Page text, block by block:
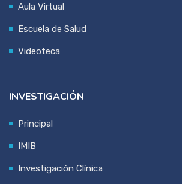
Aula Virtual
Escuela de Salud
Videoteca
INVESTIGACIÓN
Principal
IMIB
Investigación Clínica